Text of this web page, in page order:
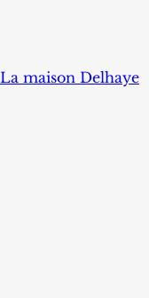
La maison Delhaye